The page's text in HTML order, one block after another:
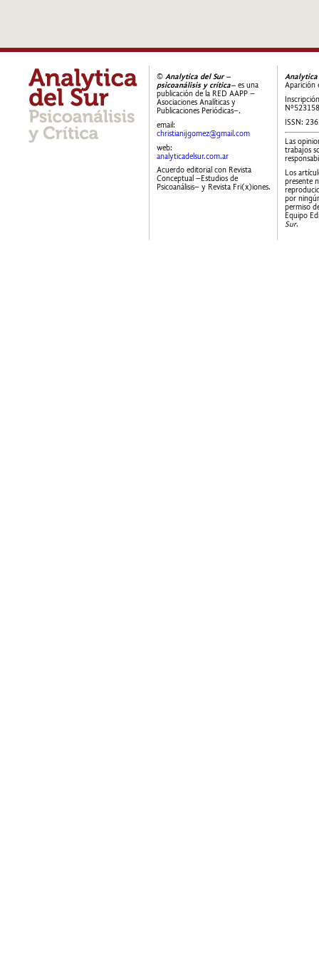
© Analytica del Sur –
psicoanálisis y crítica– es una
publicación de la RED AAPP –
Asociaciones Analíticas y
Publicaciones Periódicas–.
email:
christianijgomez@gmail.com
web:
analyticadelsur.com.ar
Acuerdo editorial con Revista
Conceptual –Estudios de
Psicoanálisis– y Revista Fri(x)iones.
Analytica
Aparición
ISSN:
Las
trabajos
Los
presente
por
permiso
Equipo
Sur.